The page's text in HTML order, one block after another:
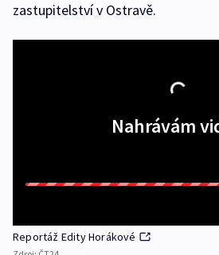
zastupitelství v Ostravě.
Nahrávám
Reportáž Edity Horákové